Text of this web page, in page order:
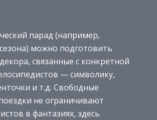
парад (например,
можно подготовить
связанные с конкретной
— символику,
и т.д. Свободные
не ограничивают
в фантазиях, здесь